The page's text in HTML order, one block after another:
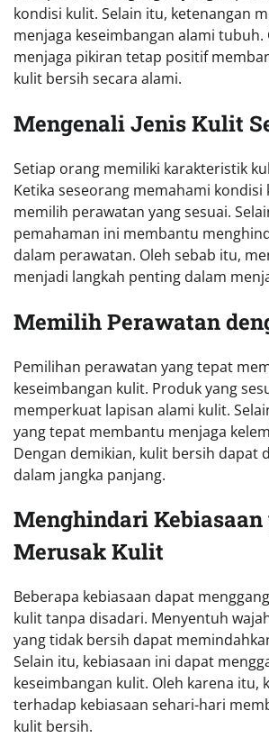
kondisi kulit. Selain itu, ketenangan
menjaga keseimbangan alami tubuh.
menjaga pikiran tetap positif
kulit bersih secara alami.
Mengenali Jenis Kulit
Setiap orang memiliki karakteristik
Ketika seseorang memahami
memilih perawatan yang sesuai.
pemahaman ini membantu
dalam perawatan. Oleh sebab itu,
menjadi langkah penting dalam
Memilih Perawatan
Pemilihan perawatan yang tepat
keseimbangan kulit. Produk yang
memperkuat lapisan alami kulit.
yang tepat membantu menjaga
Dengan demikian, kulit bersih dapat
dalam jangka panjang.
Menghindari Kebiasaan
Merusak Kulit
Beberapa kebiasaan dapat
kulit tanpa disadari. Menyentuh
yang tidak bersih dapat
Selain itu, kebiasaan ini dapat
keseimbangan kulit. Oleh karena itu,
terhadap kebiasaan sehari-hari
kulit bersih.